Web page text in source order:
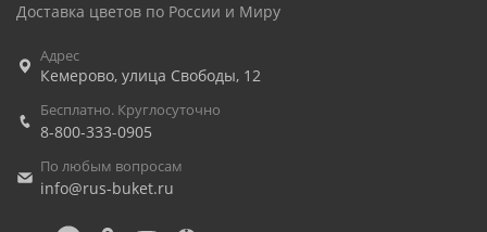
Доставка цветов по России и Миру
Адрес
Кемерово, улица Свободы, 12
Бесплатно. Круглосуточно
8-800-333-0905
По любым вопросам
info@rus-buket.ru